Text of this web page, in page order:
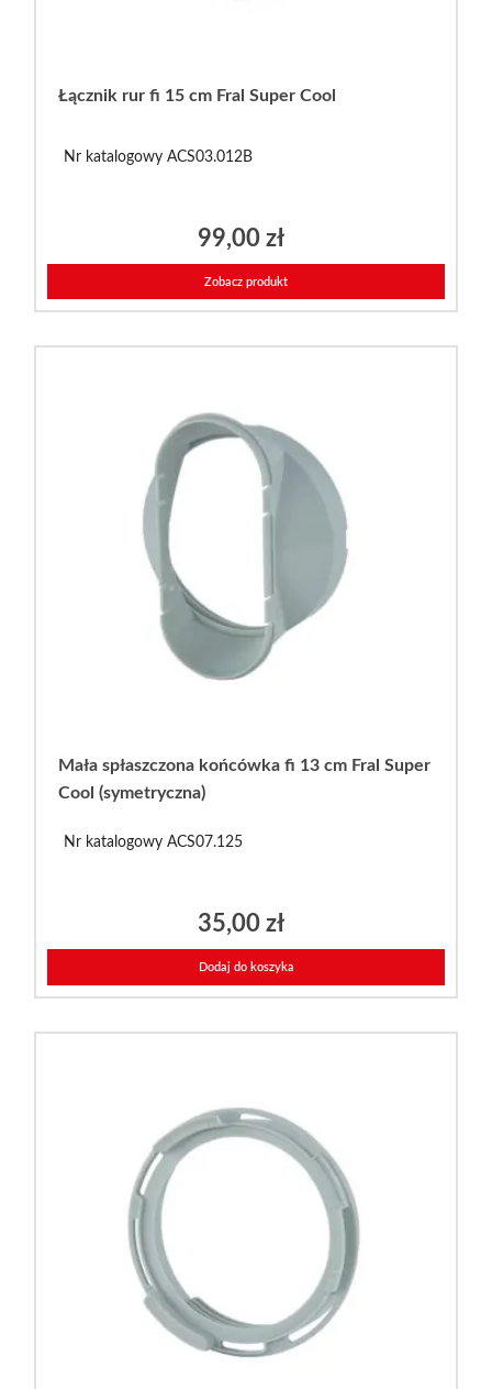
Łącznik rur fi 15 cm Fral Super Cool
Nr katalogowy ACS03.012B
99,00 zł
Zobacz produkt
Mała spłaszczona końcówka fi 13 cm Fral Super
Cool (symetryczna)
Nr katalogowy ACS07.125
35,00 zł
Dodaj do koszyka